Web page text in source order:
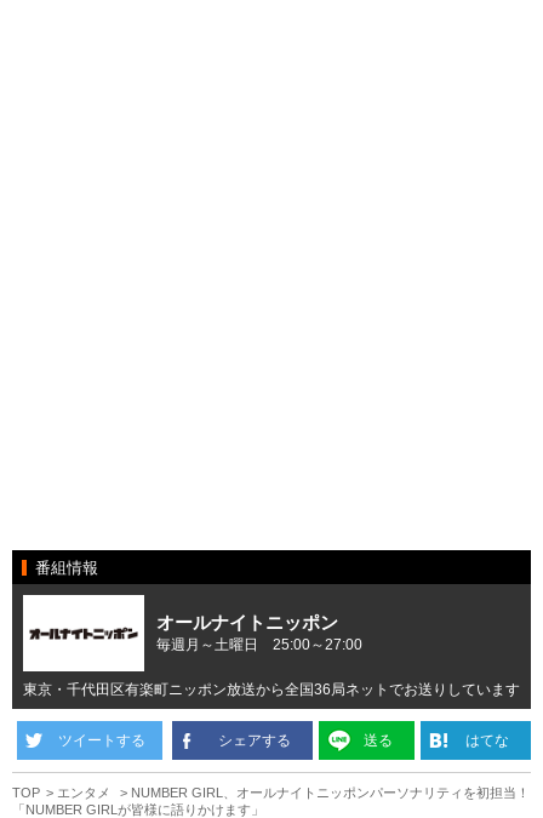
番組情報
オールナイトニッポン
毎週月～土曜日 25:00～27:00
東京・千代田区有楽町ニッポン放送から全国36局ネットでお送りしています
ツイートする シェアする 送る はてな
TOP エンタメ
NUMBER GIRL、オールナイトニッポンパーソナリティを初担当！
「NUMBER GIRLが皆様に語りかけます」